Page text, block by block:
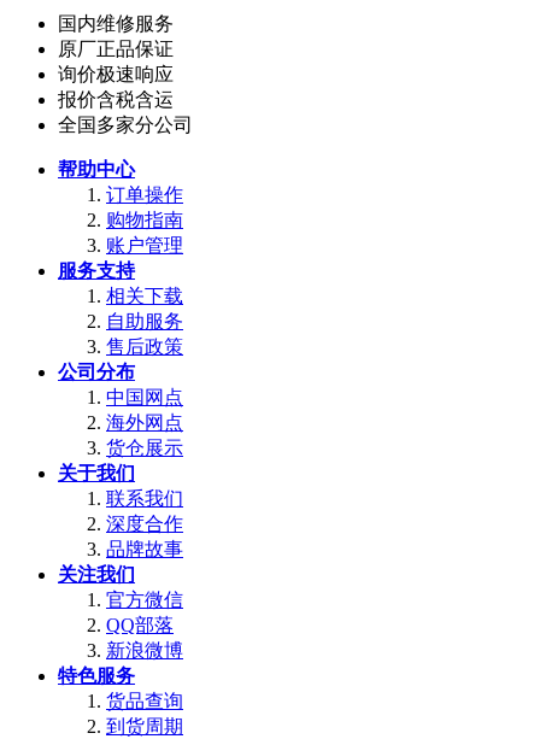
国内维修服务
原厂正品保证
询价极速响应
报价含税含运
全国多家分公司
帮助中心
订单操作
购物指南
账户管理
服务支持
相关下载
自助服务
售后政策
公司分布
中国网点
海外网点
货仓展示
关于我们
联系我们
深度合作
品牌故事
关注我们
官方微信
QQ部落
新浪微博
特色服务
货品查询
到货周期